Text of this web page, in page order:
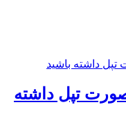
صورت تپل داشته